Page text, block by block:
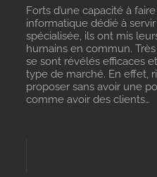
Forts d’une capacité à
informatique dédié à
spécialisée, ils ont mis
humains en commun.
se sont révélés efficaces
type de marché. En effet,
proposer sans avoir une
comme avoir des clients…